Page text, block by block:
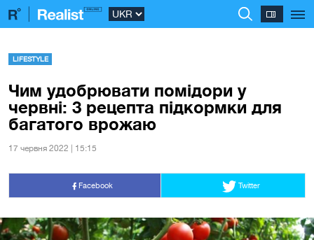
LIFESTYLE
Чим удобрювати помідори у
червні: 3 рецепта підкормки для
багатого врожаю
17 червня 2022 | 15:15
Facebook Twitter